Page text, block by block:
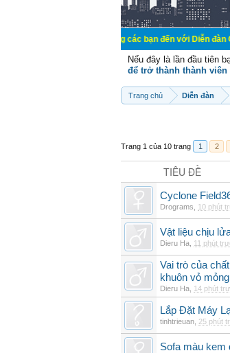
Chào mừng các bạn đến với Diễn đàn Cơ
Nếu đây là lần đầu tiên
để trở thành thành viên
Trang chủ Diễn đàn
Trang 1 của 10 trang 1 2
TIÊU ĐỀ
Cyclone
Drograms 10 phút
Vật liệu chịu
Dieru Ha 11 phút
Vai trò của
khuôn vỏ mỏng
Dieru Ha 14 phút
Lắp Đặt Máy
tinhtrieuan 25 phút
Sofa màu kem